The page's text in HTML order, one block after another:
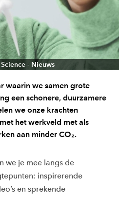
- Nieuws
waarin we samen grote
een schonere, duurzamere
we onze krachten
het werkveld met als
aan minder CO₂.
we je mee langs de
inspirerende
en sprekende